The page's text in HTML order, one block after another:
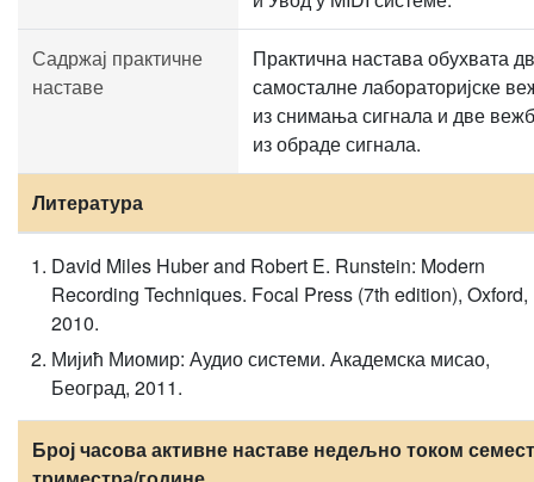
Садржај практичне
наставе
Практична настава обухвата
самосталне лабораторијске
из снимања сигнала и две
из обраде сигнала.
Литература
David Miles Huber and Robert E. Runstein: Modern
Recording Techniques. Focal Press (7th edition), Oxford,
2010.
Мијић Миомир: Аудио системи. Академска мисао,
Београд, 2011.
Број часова активне наставе недељно током